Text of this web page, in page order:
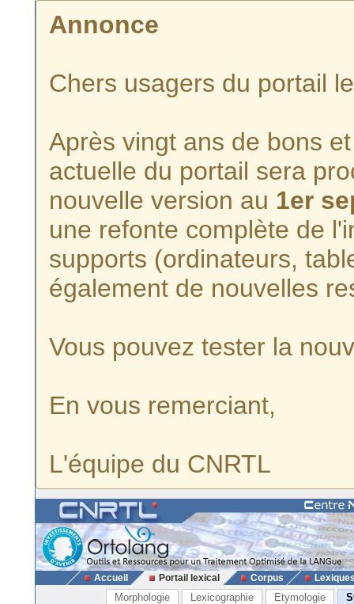
Annonce
Chers usagers du portail
Après vingt ans de bons
actuelle du portail sera
nouvelle version au 1er
une refonte complète de
supports (ordinateurs,
également de nouvelles
Vous pouvez tester la
En vous remerciant,
L'équipe du CNRTL
Accueil Portail lexical Corpus
Morphologie Lexicographie Etymologie